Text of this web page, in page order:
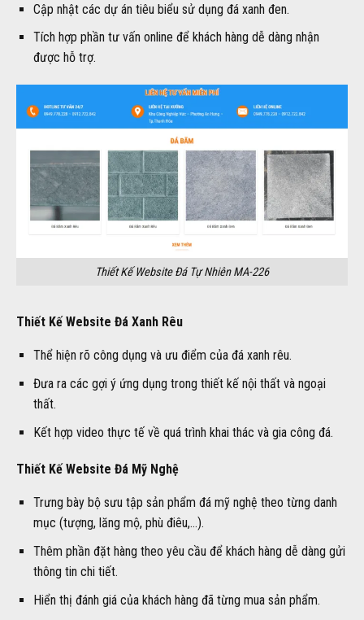
Cập nhật các dự án tiêu biểu sử dụng đá xanh đen.
Tích hợp phần tư vấn online để khách hàng dễ dàng nhận
được hỗ trợ.
Thiết Kế Website Đá Tự Nhiên MA-226
Thiết Kế Website Đá Xanh Rêu
Thể hiện rõ công dụng và ưu điểm của đá xanh rêu.
Đưa ra các gợi ý ứng dụng trong thiết kế nội thất và ngoại
thất.
Kết hợp video thực tế về quá trình khai thác và gia công đá.
Thiết Kế Website Đá Mỹ Nghệ
Trưng bày bộ sưu tập sản phẩm đá mỹ nghệ theo từng danh
mục (tượng, lăng mộ, phù điêu,…).
Thêm phần đặt hàng theo yêu cầu để khách hàng dễ dàng gửi
thông tin chi tiết.
Hiển thị đánh giá của khách hàng đã từng mua sản phẩm.